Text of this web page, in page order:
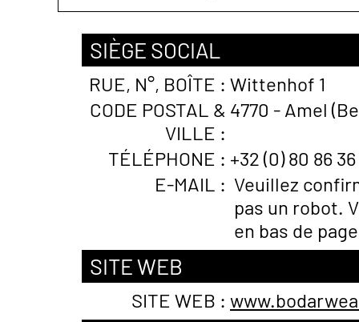
SIÈGE SOCIAL
RUE, N°, BOÎTE : Wittenhof 1
CODE POSTAL &
VILLE :
4770 - Amel
TÉLÉPHONE : +32 (0) 80 86
E-MAIL : Veuillez
pas un robot.
en bas de
SITE WEB
SITE WEB :